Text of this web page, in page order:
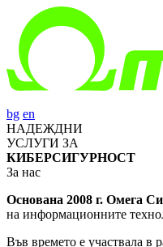
bg en
НАДЕЖДНИ
УСЛУГИ ЗА
КИБЕРСИГУРНОСТ
За нас
Основана 2008 г. Омега
на информационните
Във времето е участвала в